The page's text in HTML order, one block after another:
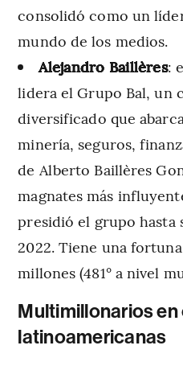
consolidó como un
mundo de los medios.
Alejandro Baillères:
lidera el Grupo Bal, un
diversificado que
minería, seguros,
de Alberto Baillères
magnates más
presidió el grupo hasta
2022. Tiene una
millones (481° a nivel
Multimillonarios
latinoamericanas